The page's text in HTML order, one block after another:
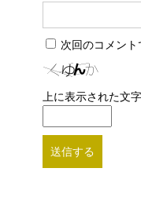
次回のコメン
上に表示された文